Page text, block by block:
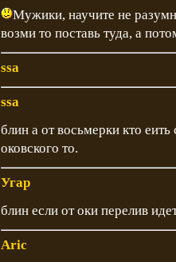
Мужики, научите не
возми то поставь туда, а
ssa
ssa
блин а от восьмерки кто
оковского то.
Угар
блин если от оки перелив
Aric